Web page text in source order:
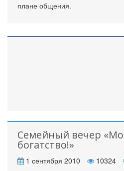
плане общения.
Семейный вечер
богатство!»
1 сентября 2010 10324